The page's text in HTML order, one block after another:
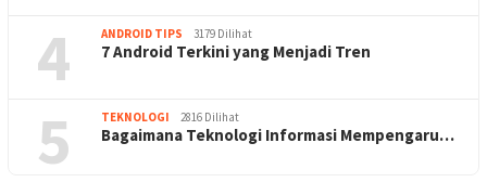
4 ANDROID TIPS 3179 Dilihat
7 Android Terkini yang Menjadi Tren
5 TEKNOLOGI 2816 Dilihat
Bagaimana Teknologi Informasi Mempengaru…